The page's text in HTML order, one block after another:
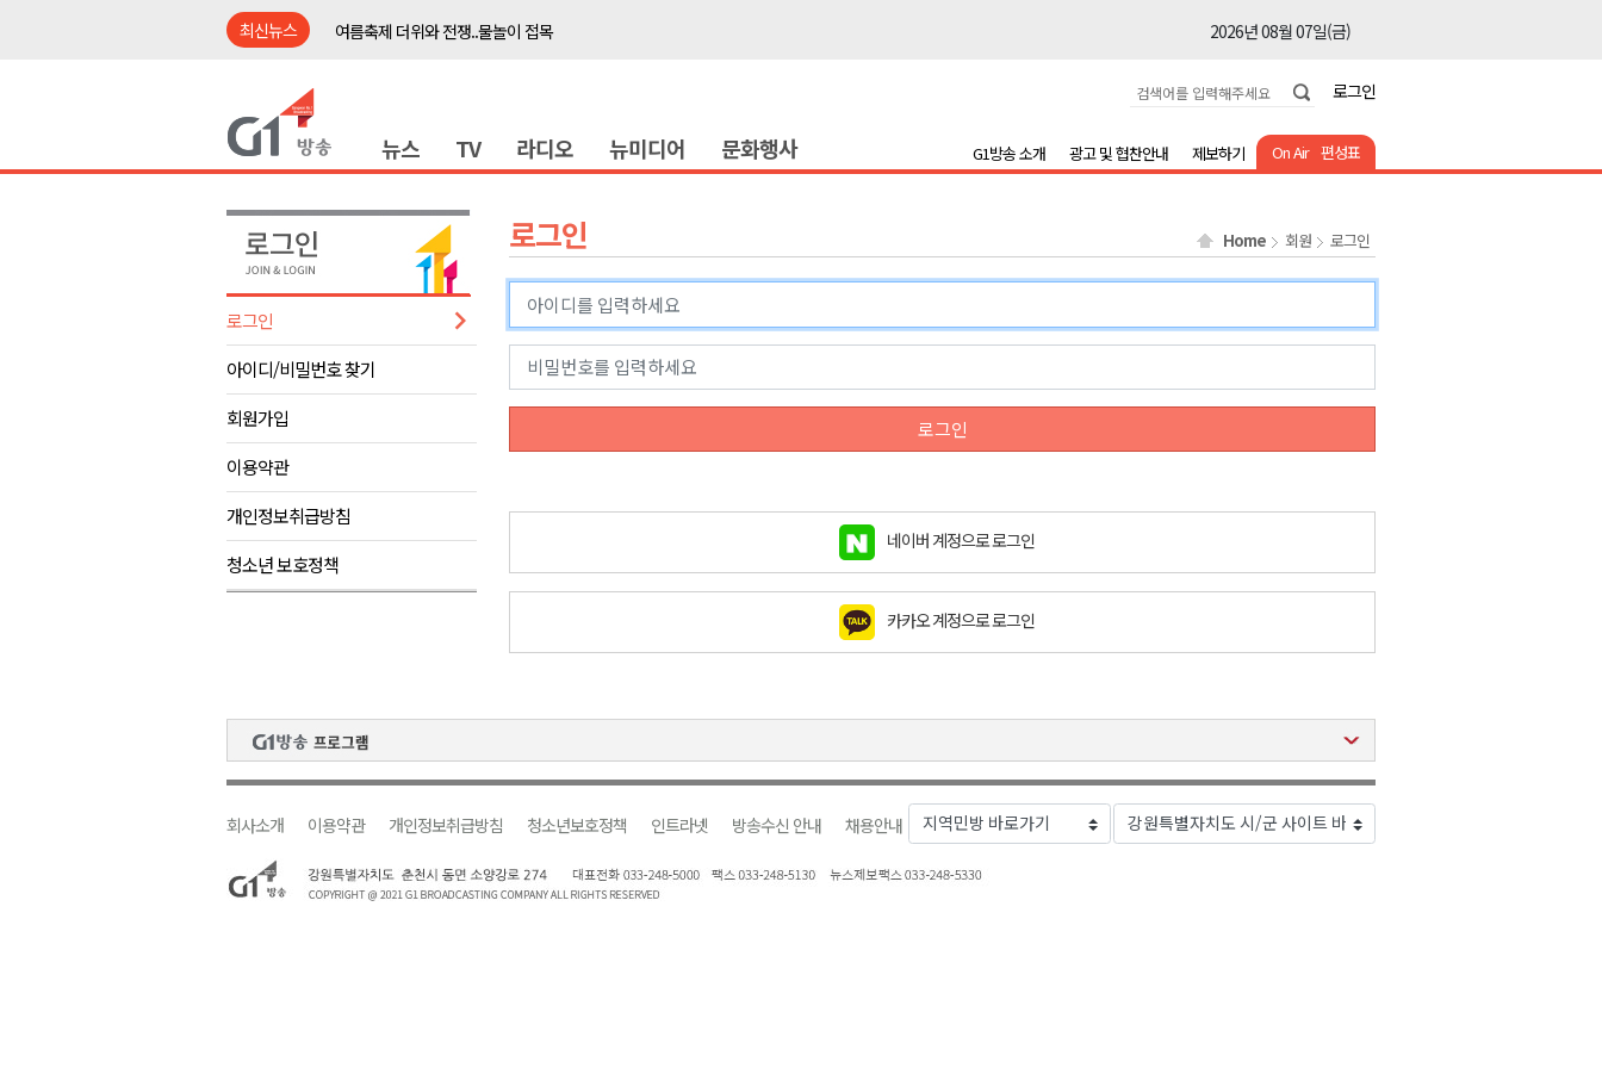
최신뉴스
여름축제 더위와 전쟁..물놀이 접목
2026년 08월 07일(금)
2026년 08월 07일(금)
검찰청 폐지..해결 과제 산적
2026년 08월 07일(금)
영월군, 국·도비 확보 보고회 개최
삼척 공공산후조리원 이전 시급
2026년 08월 07일(금)
강원자치도교육청 교감급 이상 387명 인사
도-시군 첫 간담회..우상호 "하나된 공동체"
2026년 08월 07일(금)
이 대통령, 사북·납북귀환어부 국가폭력 사과
여름축제 더위와 전쟁..물놀이 접목
2026년 08월 07일(금)
강원도, 최휘영 문체부장관과 정책간담회
2026년 08월 07일(금)
이광재 국회 예결위원장, 강릉시 초청 특별 강연
검찰청 폐지..해결 과제 산적
육동한 시장, 국제스케이트장 춘천 유치 건의
로그인
뉴스 TV 라디오 뉴미디어 문화행사 On Air 편성표
G1방송 소개 광고 및 협찬안내 제보하기
로그인
아이디/비밀번호 찾기
회원가입
이용약관
개인정보취급방침
청소년 보호정책
로그인 Home 회원 로그인
로그인
네이버 계정으로 로그인
카카오 계정으로 로그인
회사소개 이용약관 개인정보취급방침 청소년보호정책 인트라넷 방송수신 안내 채용안내